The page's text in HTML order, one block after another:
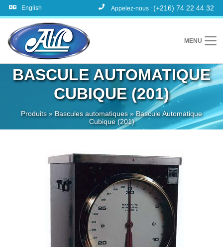
BASCULE AUTOMATIQUE
CUBIQUE (201)
Produits» Bascules automatiques»Bascule Automatique
Cubique (201)
English Appelez-nous : (+216) 74 22 44 32
MENU